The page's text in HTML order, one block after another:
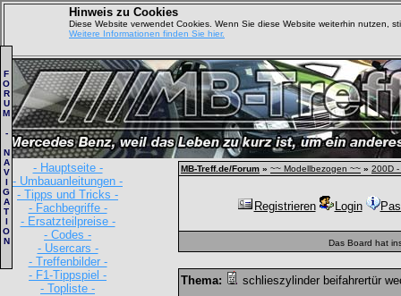
Hinweis zu Cookies
Diese Website verwendet Cookies. Wenn Sie diese Website weiterhin nutzen,
Weitere Informationen finden Sie hier.
- Hauptseite -
- Umbauanleitungen -
- Tipps und Tricks -
- Fachbegriffe -
- Ersatzteilpreise -
- Codes -
- Usercars -
- Treffenbilder -
- F1-Tippspiel -
- Topliste -
F
O
R
U
M
-
N
A
V
I
G
A
T
I
O
N
MB-Treff.de/Forum » ~~ Modellbezogen ~~ » 200D
Registrieren Login
Das Board hat
Thema: schlieszylinder beifahrertür